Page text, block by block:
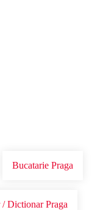
DE NERATAT
Bucatarie Praga
/ Dictionar Praga